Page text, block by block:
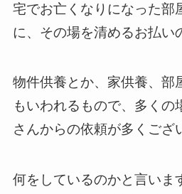
宅でお亡くなりになった部
に、その場を清めるお払い
物件供養とか、家供養、部
もいわれるもので、多くの
さんからの依頼が多くござ
何をしているのかと言いま